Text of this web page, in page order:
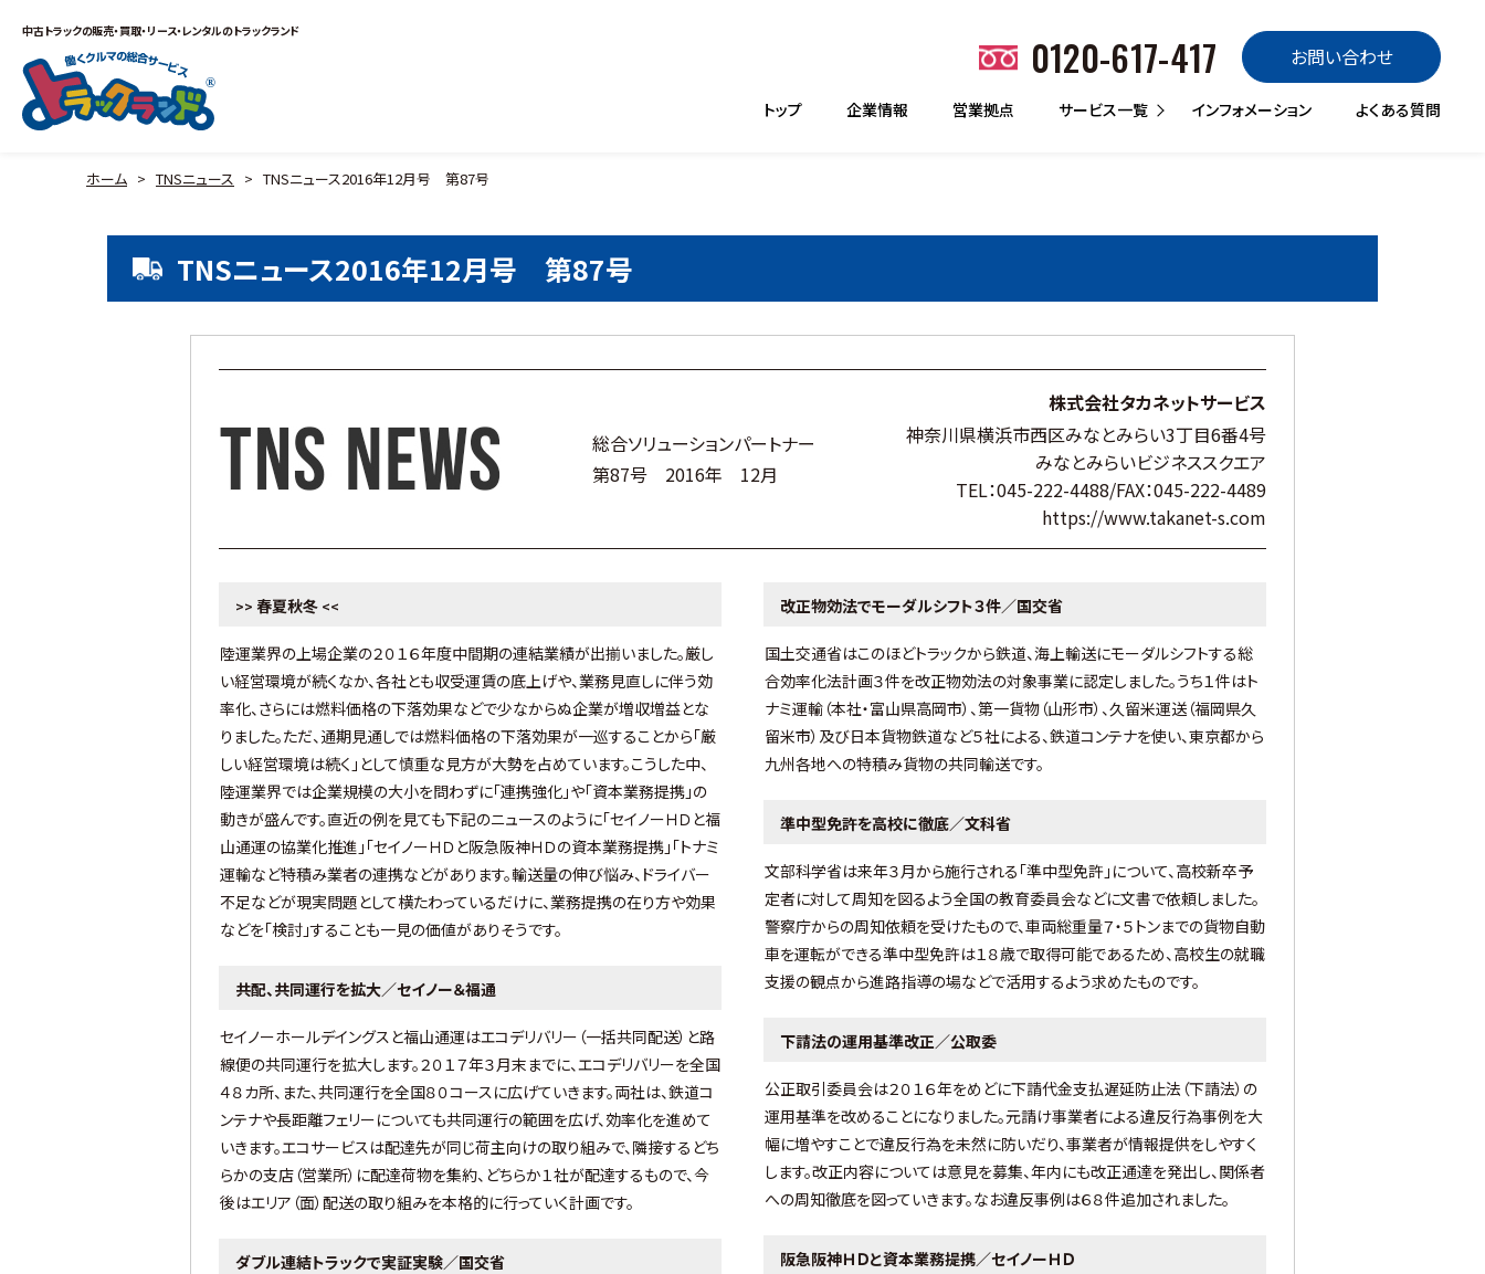
中古トラックの販売・買取・リース・レンタルのトラックランド
0120-617-417 お問い合わせ
トップ 企業情報 営業拠点 サービス一覧 インフォメーション よくある質問
ホーム > TNSニュース > TNSニュース2016年12月号 第87号
TNSニュース2016年12月号 第87号
総合ソリューションパートナー
第87号 2016年 12月
株式会社タカネットサービス
神奈川県横浜市西区みなとみらい3丁目6番4号
みなとみらいビジネススクエア
TEL：045-222-4488/FAX：045-222-4489
https://www.takanet-s.com
>> 春夏秋冬<<
陸運業界の上場企業の２０１６年度中間期の連結業績が出揃いました。厳し
い経営環境が続くなか、各社とも収受運賃の底上げや、業務見直しに伴う効
率化、さらには燃料価格の下落効果などで少なからぬ企業が増収増益とな
りました。ただ、通期見通しでは燃料価格の下落効果が一巡することから「厳
しい経営環境は続く」として慎重な見方が大勢を占めています。こうした中、
陸運業界では企業規模の大小を問わずに「連携強化」や「資本業務提携」の
動きが盛んです。直近の例を見ても下記のニュースのように「セイノーＨＤと福
山通運の協業化推進」「セイノーＨＤと阪急阪神ＨＤの資本業務提携」「トナミ
運輸など特積み業者の連携などがあります。輸送量の伸び悩み、ドライバー
不足などが現実問題として横たわっているだけに、業務提携の在り方や効果
などを「検討」することも一見の価値がありそうです。
共配、共同運行を拡大／セイノー＆福通
セイノーホールデイングスと福山通運はエコデリバリー（一括共同配送）と路
線便の共同運行を拡大します。２０１７年３月末までに、エコデリバリーを全国
４８カ所、また、共同運行を全国８０コースに広げていきます。両社は、鉄道コ
ンテナや長距離フェリーについても共同運行の範囲を広げ、効率化を進めて
いきます。エコサービスは配達先が同じ荷主向けの取り組みで、隣接するどち
らかの支店（営業所）に配達荷物を集約、どちらか１社が配達するもので、今
後はエリア（面）配送の取り組みを本格的に行っていく計画です。
ダブル連結トラックで実証実験／国交省
改正物効法でモーダルシフト３件／国交省
国土交通省はこのほどトラックから鉄道、海上輸送にモーダルシフトする総
合効率化法計画３件を改正物効法の対象事業に認定しました。うち１件はト
ナミ運輸（本社・富山県高岡市）、第一貨物（山形市）、久留米運送（福岡県久
留米市）及び日本貨物鉄道など５社による、鉄道コンテナを使い、東京都から
九州各地への特積み貨物の共同輸送です。
準中型免許を高校に徹底／文科省
文部科学省は来年３月から施行される「準中型免許」について、高校新卒予
定者に対して周知を図るよう全国の教育委員会などに文書で依頼しました。
警察庁からの周知依頼を受けたもので、車両総重量７・５トンまでの貨物自動
車を運転ができる準中型免許は１８歳で取得可能であるため、高校生の就職
支援の観点から進路指導の場などで活用するよう求めたものです。
下請法の運用基準改正／公取委
公正取引委員会は２０１６年をめどに下請代金支払遅延防止法（下請法）の
運用基準を改めることになりました。元請け事業者による違反行為事例を大
幅に増やすことで違反行為を未然に防いだり、事業者が情報提供をしやすく
します。改正内容については意見を募集、年内にも改正通達を発出し、関係者
への周知徹底を図っていきます。なお違反事例は６８件追加されました。
阪急阪神ＨＤと資本業務提携／セイノーＨＤ